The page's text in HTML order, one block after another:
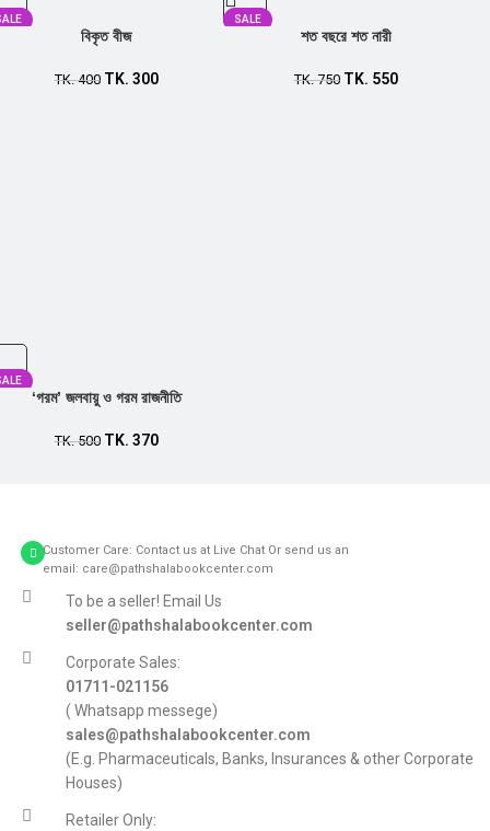
বিকৃত বীজ
TK.400 TK. 300
SALE
শত বছরে শত নারী
TK.750 TK. 550
‘গরম’ জলবায়ু ও গরম রাজনীতি
TK.500 TK. 370
Customer Care: Contact us at Live Chat Or send us an
email: care@pathshalabookcenter.com
To be a seller! Email Us
seller@pathshalabookcenter.com
Corporate Sales:
01711-021156
( Whatsapp messege)
sales@pathshalabookcenter.com
(E.g. Pharmaceuticals, Banks, Insurances & other Corporate
Houses)
Retailer Only: